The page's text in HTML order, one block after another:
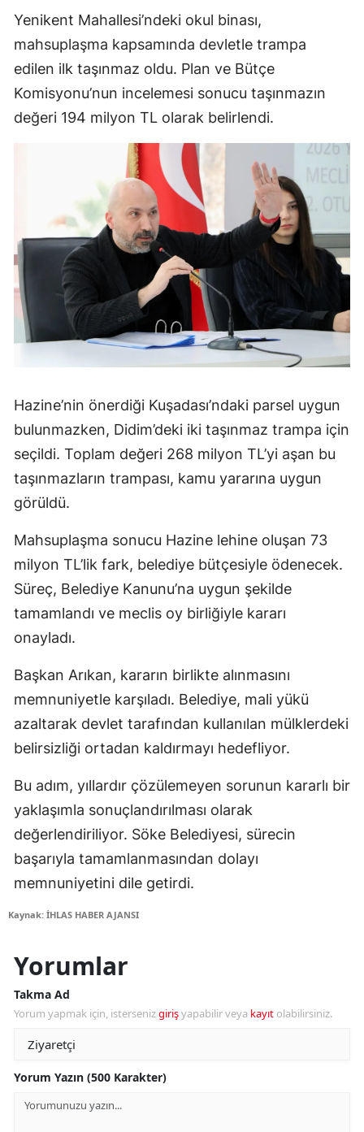
Yenikent Mahallesi’ndeki okul binası,
mahsuplaşma kapsamında devletle trampa
edilen ilk taşınmaz oldu. Plan ve Bütçe
Komisyonu’nun incelemesi sonucu taşınmazın
değeri 194 milyon TL olarak belirlendi.
Hazine’nin önerdiği Kuşadası’ndaki parsel uygun
bulunmazken, Didim’deki iki taşınmaz trampa için
seçildi. Toplam değeri 268 milyon TL’yi aşan bu
taşınmazların trampası, kamu yararına uygun
görüldü.
Mahsuplaşma sonucu Hazine lehine oluşan 73
milyon TL’lik fark, belediye bütçesiyle ödenecek.
Süreç, Belediye Kanunu’na uygun şekilde
tamamlandı ve meclis oy birliğiyle kararı
onayladı.
Başkan Arıkan, kararın birlikte alınmasını
memnuniyetle karşıladı. Belediye, mali yükü
azaltarak devlet tarafından kullanılan mülklerdeki
belirsizliği ortadan kaldırmayı hedefliyor.
Bu adım, yıllardır çözülemeyen sorunun kararlı bir
yaklaşımla sonuçlandırılması olarak
değerlendiriliyor. Söke Belediyesi, sürecin
başarıyla tamamlanmasından dolayı
memnuniyetini dile getirdi.
Kaynak: İHLAS HABER AJANSI
Yorumlar
Takma Ad
Yorum yapmak için, istersenizgirişyapabilir veya kayıt olabilirsiniz.
Yorum Yazın (500 Karakter)